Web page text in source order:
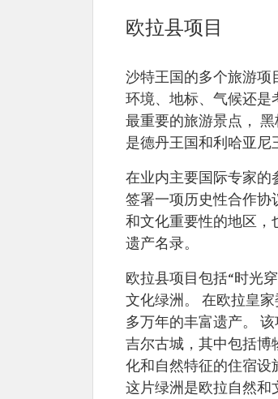
欧拉县项目
沙特王国的多个旅游项
环境、地标、气候还是
最重要的旅游景点，
是德丹王国和利哈亚尼
在业内主要国际专家的
签署一项历史性合作协
和文化重要性的地区，
遗产名录。
欧拉县项目包括“时光
文化绿洲。 在欧拉皇
多万年的丰富遗产。
吉尔古城，其中包括博
化和自然特征的住宿设
这片绿洲是欧拉自然和